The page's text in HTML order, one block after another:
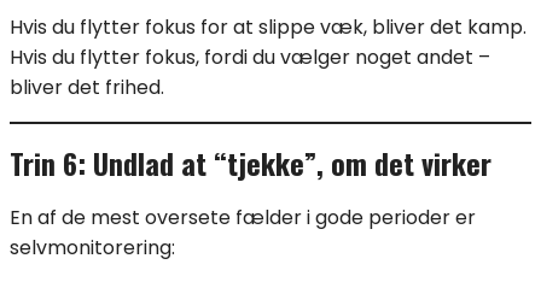
Hvis du flytter fokus for at slippe væk, bliver det kamp.
Hvis du flytter fokus, fordi du vælger noget andet –
bliver det frihed.
Trin 6: Undlad at “tjekke”, om det virker
En af de mest oversete fælder i gode perioder er
selvmonitorering: